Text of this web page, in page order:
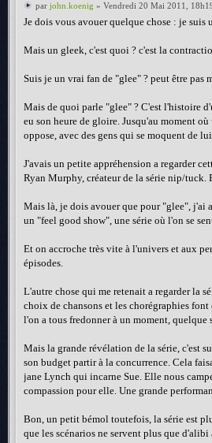
par john.koenig » Vendredi 20 Mai 2011,
Je dois vous avouer quelque chose : je suis
Mais un gleek, c'est quoi ? c'est la
Suis je un vrai fan de "glee" ? peut être pas
Mais de quoi parle "glee" ? C'est l'histoire
eu son heure de gloire. Jusqu'au moment
oppose, avec des gens qui se moquent de
J'avais un petite appréhension a regarder
Ryan Murphy, créateur de la série nip/
Mais là, je dois avouer que pour "glee", j'ai
un "feel good show", une série où l'on se
Et on accroche très vite à l'univers et aux
épisodes.
L'autre chose qui me retenait a regarder la
choix de chansons et les chorégraphies
l'on a tous fredonner à un moment,
Mais la grande révélation de la série, c'est
son budget partir à la concurrence. Cela
jane Lynch qui incarne Sue. Elle nous
compassion pour elle. Une grande
Bon, un petit bémol toutefois, la série est
que les scénarios ne servent plus que